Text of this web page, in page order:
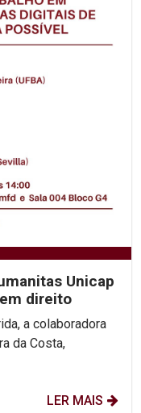
Unicap
direito
a colaboradora
da Costa,
LER MAIS